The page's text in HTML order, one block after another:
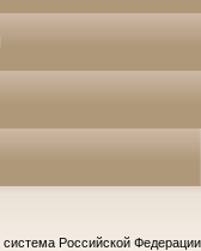
система Российской